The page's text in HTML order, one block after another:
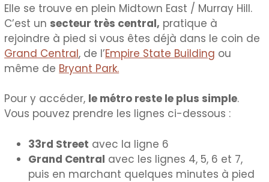
Elle se trouve en plein Midtown East / Murray Hill.
C’est un secteur très central, pratique à
rejoindre à pied si vous êtes déjà dans le coin de
Grand Central, de l’Empire State Building ou
même de Bryant Park.
Pour y accéder, le métro reste le plus simple.
Vous pouvez prendre les lignes ci-dessous :
33rd Street avec la ligne 6
Grand Central avec les lignes 4, 5, 6 et 7,
puis en marchant quelques minutes à pied